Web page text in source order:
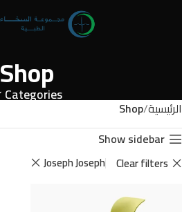
Shop
Categories
الرئيسية Shop
Show sidebar
Clear filters
Joseph Joseph